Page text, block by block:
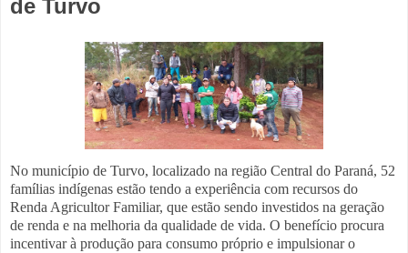
de Turvo
No município de Turvo, localizado na região Central do Paraná, 52
famílias indígenas estão tendo a experiência com recursos do
Renda Agricultor Familiar, que estão sendo investidos na geração
de renda e na melhoria da qualidade de vida. O benefício procura
incentivar à produção para consumo próprio e impulsionar o